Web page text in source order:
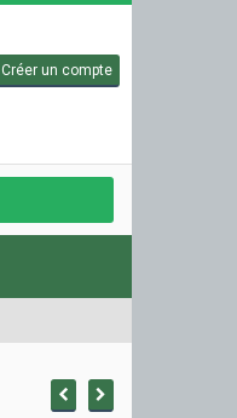
Créer un compte